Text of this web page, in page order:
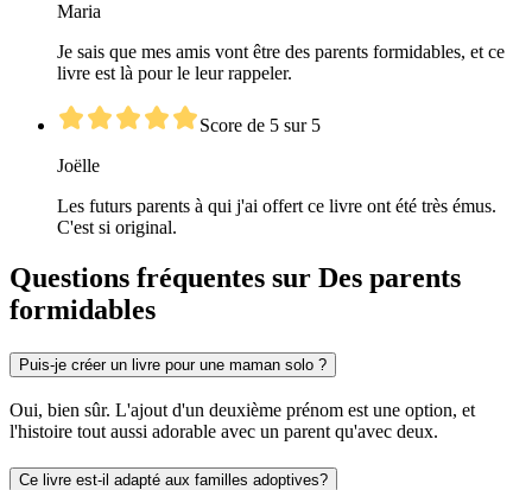
Maria
Je sais que mes amis vont être des parents formidables, et ce
livre est là pour le leur rappeler.
Score de 5 sur 5
Joëlle
Les futurs parents à qui j'ai offert ce livre ont été très émus.
C'est si original.
Questions fréquentes sur Des parents
formidables
Puis-je créer un livre pour une maman solo ?
Oui, bien sûr. L'ajout d'un deuxième prénom est une option, et
l'histoire tout aussi adorable avec un parent qu'avec deux.
Ce livre est-il adapté aux familles adoptives?